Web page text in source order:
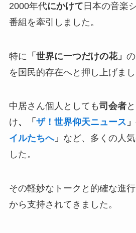
2000年代にかけて 日本の音楽
番組を牽引しました。
特に 「世界に一つだけの花」
を国民的存在へと押し上げまし
中居さん個人としても司会者
け、「 ザ！世界仰天ニュース 」
イルたちへ」 など、多くの人
した。
その軽妙なトークと的確な進
から支持されてきました。